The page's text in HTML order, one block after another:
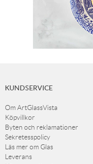
KUNDSERVICE
Om ArtGlassVista
Köpvillkor
Byten och reklamationer
Sekretesspolicy
Läs mer om Glas
Leverans